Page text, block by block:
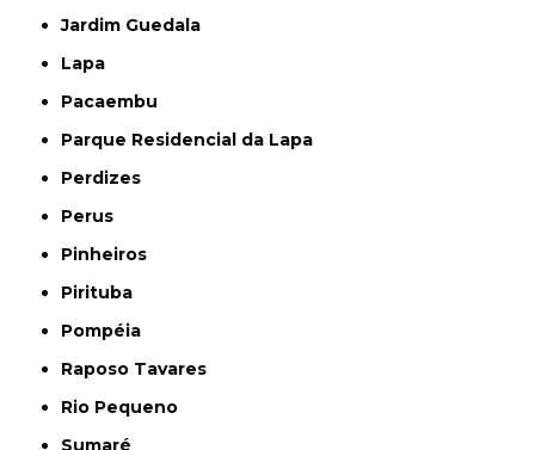
Jardim Guedala
Lapa
Pacaembu
Parque Residencial da Lapa
Perdizes
Perus
Pinheiros
Pirituba
Pompéia
Raposo Tavares
Rio Pequeno